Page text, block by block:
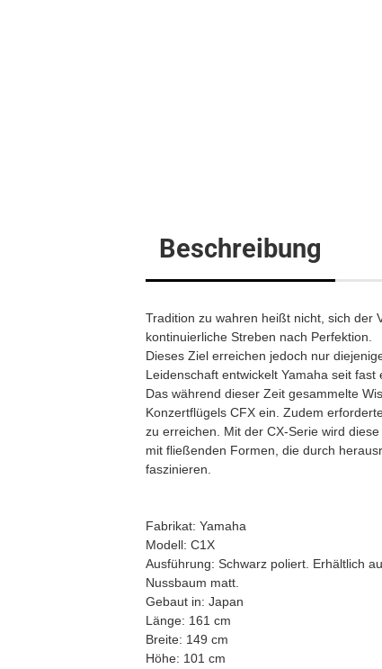
Beschreibung
Tradition zu wahren heißt nicht, sich der
kontinuierliche Streben nach Perfektion.
Dieses Ziel erreichen jedoch nur
Leidenschaft entwickelt Yamaha seit
Das während dieser Zeit gesammelte
Konzertflügels CFX ein. Zudem
zu erreichen. Mit der CX-Serie wird
mit fließenden Formen, die durch
faszinieren.
Fabrikat: Yamaha
Modell: C1X
Ausführung: Schwarz poliert. Erhältlich
Nussbaum matt.
Gebaut in: Japan
Länge: 161 cm
Breite: 149 cm
Höhe: 101 cm